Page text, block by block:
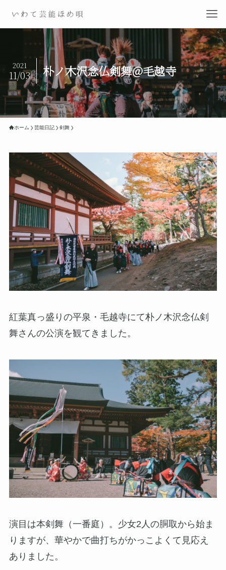
朴ノ木沢念仏剣舞＠毛越寺
2021
11/03
ホーム 芸能日記 剣舞
紅葉真っ盛りの平泉・毛越寺にて朴ノ木沢念仏剣
舞さんの公演を観てきました。
演目は本剣舞（一番庭）。少女2人の胴取から始ま
りますが、華やかで曲打ちがかっこよくて見応え
ありました。